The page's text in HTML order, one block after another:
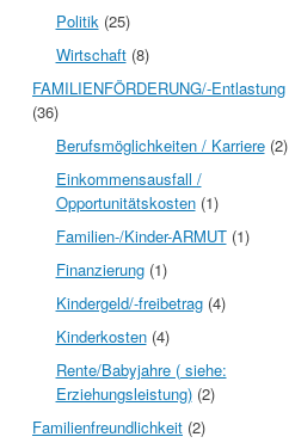
Politik(25)
Wirtschaft(8)
FAMILIENFÖRDERUNG/-Entlastung
(36)
Berufsmöglichkeiten / Karriere(2)
Einkommensausfall /
Opportunitätskosten(1)
Familien-/Kinder-ARMUT(1)
Finanzierung(1)
Kindergeld/-freibetrag(4)
Kinderkosten(4)
Rente/Babyjahre ( siehe:
Erziehungsleistung)(2)
Familienfreundlichkeit (2)